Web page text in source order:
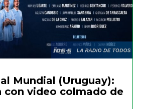
Mundial (Uruguay):
con video colmado de